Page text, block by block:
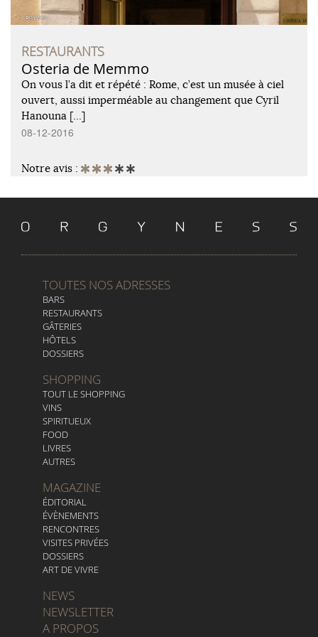
RESTAURANTS
Osteria de Memmo
On vous l’a dit et répété : Rome, c’est un musée à ciel
ouvert, aussi imperméable au changement que Cyril
Hanouna […]
08-12-2016
Notre avis :
TOUTES NOS ADRESSES
BARS
RESTAURANTS
GÂTERIES
HÔTELS
DOSSIERS
SHOPPING
TOUT LE SHOPPING
VINS
SPIRITUEUX
FOOD
LIVRES
AUTRES
MAGAZINE
ÉDITORIAL
ÉVÈNEMENTS
RENCONTRES
VISITES PRIVÉES
DOSSIERS
ART DE VIVRE
NEWS
NEWSLETTER
A PROPOS